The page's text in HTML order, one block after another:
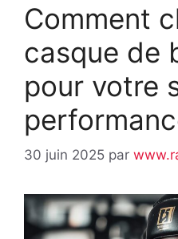
Comment
casque de
pour votre
30 juin 2025 par